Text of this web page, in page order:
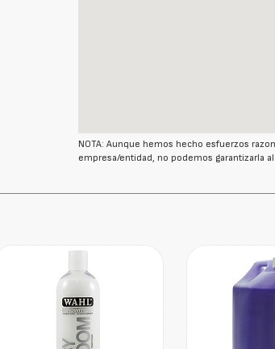
NOTA: Aunque hemos hecho esfuerzos
empresa/entidad, no podemos garantizarla